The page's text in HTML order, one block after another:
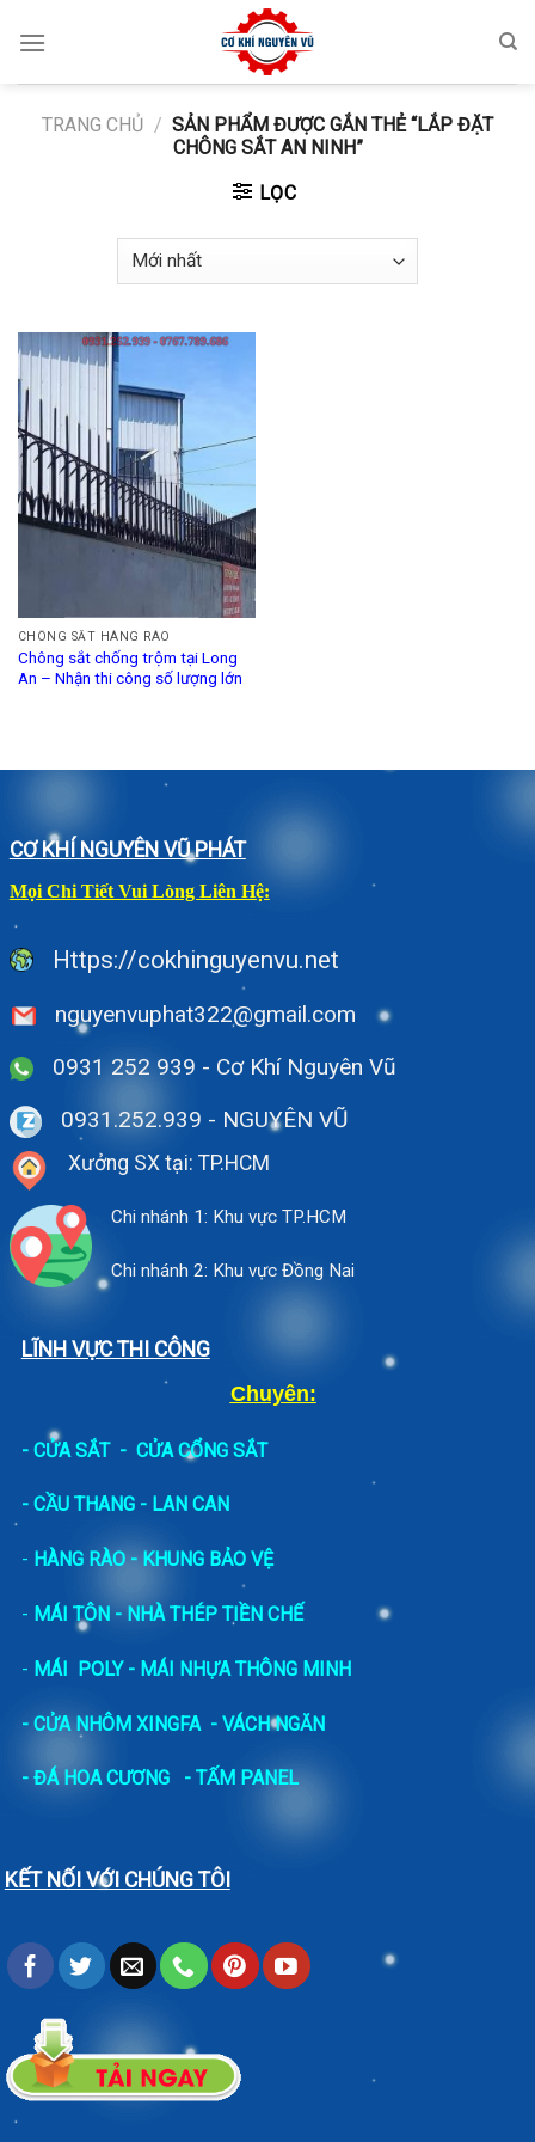
TRANG CHỦ / SẢN PHẨM ĐƯỢC GẮN THẺ “LẮP ĐẶT
CHÔNG SẮT AN NINH”
LỌC
CHÔNG SẮT HÀNG RÀO
Chông sắt chống trộm tại Long
An – Nhận thi công số lượng lớn
CƠ KHÍ NGUYÊN VŨ PHÁT
Mọi Chi Tiết Vui Lòng Liên Hệ:
Https://cokhinguyenvu.net
nguyenvuphat322@gmail.com
0931 252 939 - Cơ Khí Nguyên Vũ
0931.252.939 - NGUYÊN VŨ
Xưởng SX tại: TP.HCM
Chi nhánh 1: Khu vực TP.HCM
Chi nhánh 2: Khu vực Đồng Nai
LĨNH VỰC THI CÔNG
Chuyên:
- CỬA SẮT- CỬA CỔNG SẮT
- CẦU THANG - LAN CAN
- HÀNG RÀO - KHUNG BẢO VỆ
- MÁI TÔN - NHÀ THÉP TIỀN CHẾ
- MÁI POLY - MÁI NHỰA THÔNG MINH
- CỬA NHÔM XINGFA - VÁCH NGĂN
- ĐÁ HOA CƯƠNG - TẤM PANEL
KẾT NỐI VỚI CHÚNG TÔI